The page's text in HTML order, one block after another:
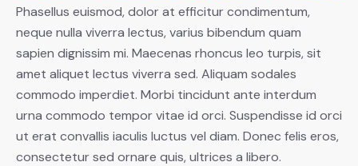
Phasellus euismod, dolor at efficitur condimentum,
neque nulla viverra lectus, varius bibendum quam
sapien dignissim mi. Maecenas rhoncus leo turpis, sit
amet aliquet lectus viverra sed. Aliquam sodales
commodo imperdiet. Morbi tincidunt ante interdum
urna commodo tempor vitae id orci. Suspendisse id orci
ut erat convallis iaculis luctus vel diam. Donec felis eros,
consectetur sed ornare quis, ultrices a libero.